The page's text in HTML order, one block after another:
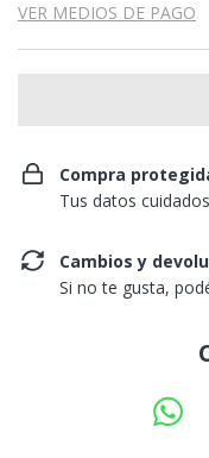
VER MEDIOS DE PAGO
Compra
Tus datos
Cambios y
Si no te gusta,